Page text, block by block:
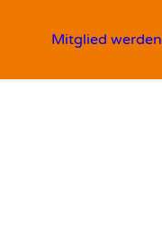
Mitglied werden